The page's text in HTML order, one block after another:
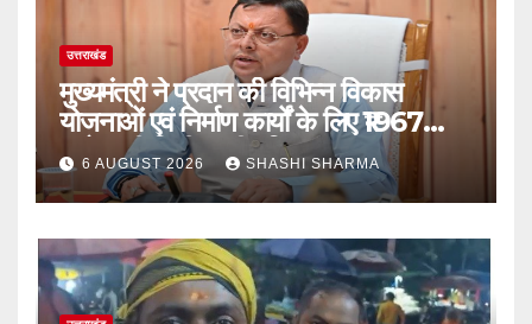
उत्तराखंड
मुख्यमंत्री ने प्रदान की विभिन्न विकास
योजनाओं एवं निर्माण कार्यों के लिए ₹1967
करोड़ की वित्तीय स्वीकृति
6 AUGUST 2026 SHASHI SHARMA